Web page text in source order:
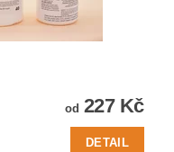
od 227 Kč
DETAIL